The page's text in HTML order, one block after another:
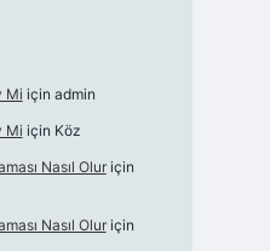
Mi için admin
Mi için Köz
Nasıl Oluriçin
Nasıl Oluriçin